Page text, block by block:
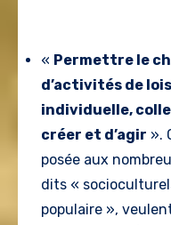
« Permettre le
d’activités de
individuelle,
créer et d’agir ».
posée aux
dits «
populaire »,